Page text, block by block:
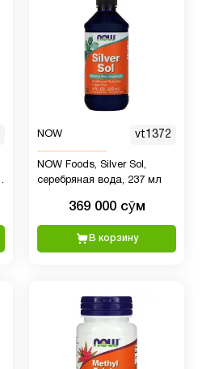
NOW vt1372
NOW Foods, Silver Sol,
серебряная вода, 237 мл
369 000 сӯм
В корзину